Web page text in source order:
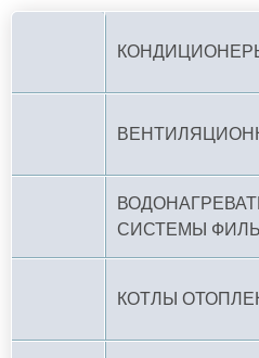
СИСТЕМЫ
КОТЛЫ